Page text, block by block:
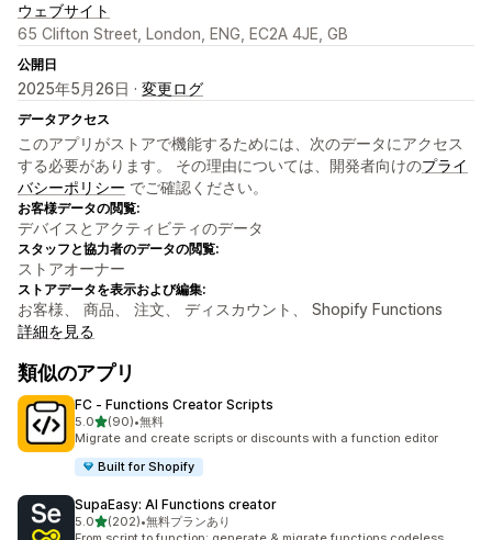
ウェブサイト
65 Clifton Street, London, ENG, EC2A 4JE, GB
公開日
2025年5月26日 · 変更ログ
データアクセス
このアプリがストアで機能するためには、次のデータにアクセス
する必要があります。 その理由については、開発者向けのプライ
バシーポリシー でご確認ください。
お客様データの閲覧:
デバイスとアクティビティのデータ
スタッフと協力者のデータの閲覧:
ストアオーナー
ストアデータを表示および編集:
お客様、 商品、 注文、 ディスカウント、 Shopify Functions
詳細を見る
類似のアプリ
FC ‑ Functions Creator Scripts
5.05つ星中
(90)
合計レビュー数：90件
•無料
Migrate and create scripts or discounts with a function editor
Built for Shopify
SupaEasy: AI Functions creator
5.05つ星中
(202)
合計レビュー数：202件
•無料プランあり